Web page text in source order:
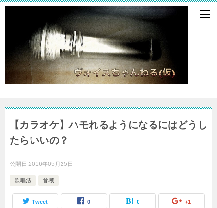
【カラオケ】ハモれるようになるにはどうし
たらいいの？
公開日:2016年05月25日
歌唱法 音域
Tweet 0 0 +1